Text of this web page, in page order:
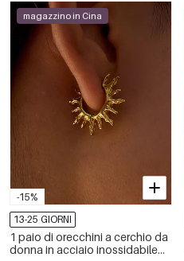
-15%
magazzino in Cina
13-25 GIORNI
1 paio di orecchini a cerchio da
donna in acciaio inossidabile